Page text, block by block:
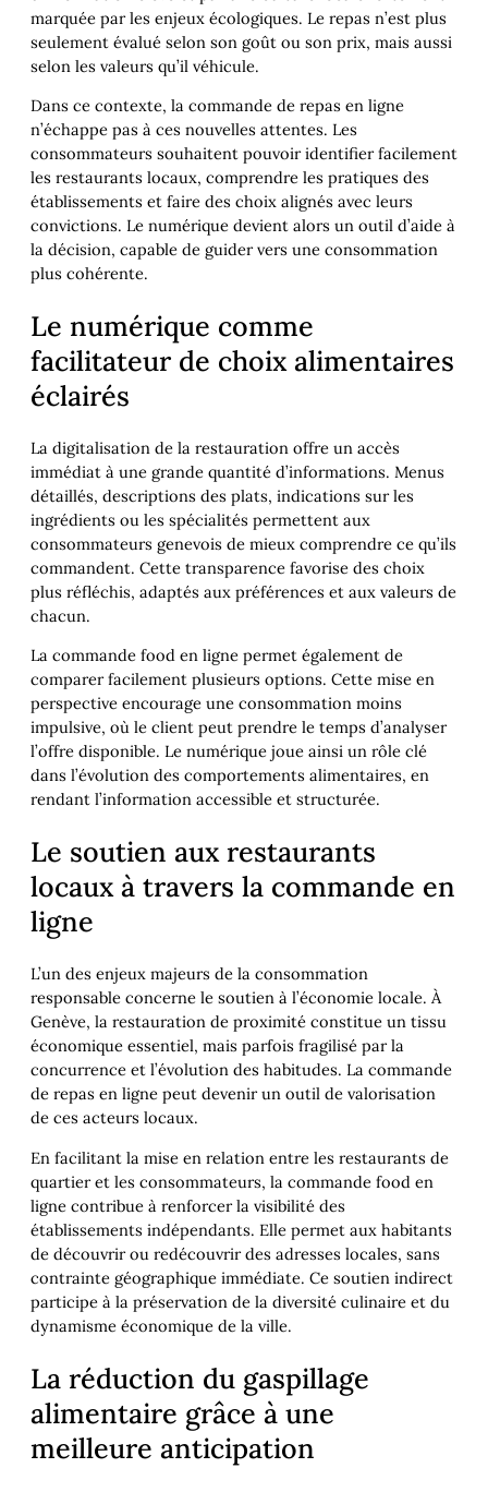
marquée par les enjeux écologiques. Le repas n’est plus
seulement évalué selon son goût ou son prix, mais aussi
selon les valeurs qu’il véhicule.
Dans ce contexte, la commande de repas en ligne
n’échappe pas à ces nouvelles attentes. Les
consommateurs souhaitent pouvoir identifier facilement
les restaurants locaux, comprendre les pratiques des
établissements et faire des choix alignés avec leurs
convictions. Le numérique devient alors un outil d’aide à
la décision, capable de guider vers une consommation
plus cohérente.
Le numérique comme
facilitateur de choix alimentaires
éclairés
La digitalisation de la restauration offre un accès
immédiat à une grande quantité d’informations. Menus
détaillés, descriptions des plats, indications sur les
ingrédients ou les spécialités permettent aux
consommateurs genevois de mieux comprendre ce qu’ils
commandent. Cette transparence favorise des choix
plus réfléchis, adaptés aux préférences et aux valeurs de
chacun.
La commande food en ligne permet également de
comparer facilement plusieurs options. Cette mise en
perspective encourage une consommation moins
impulsive, où le client peut prendre le temps d’analyser
l’offre disponible. Le numérique joue ainsi un rôle clé
dans l’évolution des comportements alimentaires, en
rendant l’information accessible et structurée.
Le soutien aux restaurants
locaux à travers la commande en
ligne
L’un des enjeux majeurs de la consommation
responsable concerne le soutien à l’économie locale. À
Genève, la restauration de proximité constitue un tissu
économique essentiel, mais parfois fragilisé par la
concurrence et l’évolution des habitudes. La commande
de repas en ligne peut devenir un outil de valorisation
de ces acteurs locaux.
En facilitant la mise en relation entre les restaurants de
quartier et les consommateurs, la commande food en
ligne contribue à renforcer la visibilité des
établissements indépendants. Elle permet aux habitants
de découvrir ou redécouvrir des adresses locales, sans
contrainte géographique immédiate. Ce soutien indirect
participe à la préservation de la diversité culinaire et du
dynamisme économique de la ville.
La réduction du gaspillage
alimentaire grâce à une
meilleure anticipation